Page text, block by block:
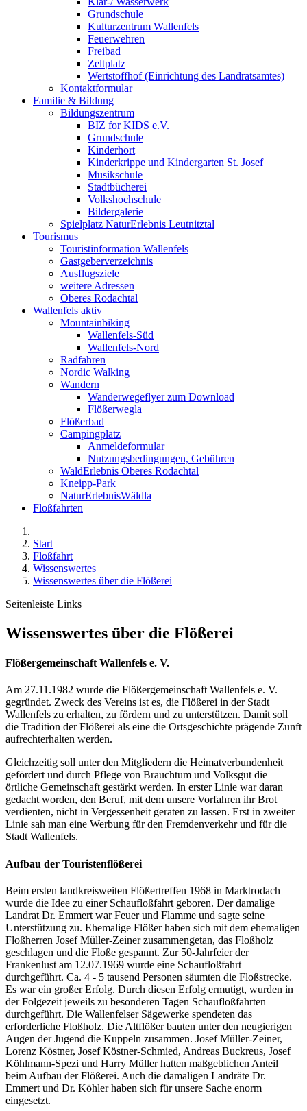
Grundschule
Kulturzentrum Wallenfels
Feuerwehren
Freibad
Zeltplatz
Wertstoffhof (Einrichtung des Landratsamtes)
Kontaktformular
Familie & Bildung
Bildungszentrum
BIZ for KIDS e.V.
Grundschule
Kinderhort
Kinderkrippe und Kindergarten St. Josef
Musikschule
Stadtbücherei
Volkshochschule
Bildergalerie
Spielplatz NaturErlebnis Leutnitztal
Tourismus
Touristinformation Wallenfels
Gastgeberverzeichnis
Ausflugsziele
weitere Adressen
Oberes Rodachtal
Wallenfels aktiv
Mountainbiking
Wallenfels-Süd
Wallenfels-Nord
Radfahren
Nordic Walking
Wandern
Wanderwegeflyer zum Download
Flößerwegla
Flößerbad
Campingplatz
Anmeldeformular
Nutzungsbedingungen, Gebühren
WaldErlebnis Oberes Rodachtal
Kneipp-Park
NaturErlebnisWäldla
Floßfahrten
Start
Floßfahrt
Wissenswertes
Wissenswertes über die Flößerei
Seitenleiste Links
Wissenswertes über die Flößerei
Flößergemeinschaft Wallenfels e. V.
Am 27.11.1982 wurde die Flößergemeinschaft Wallenfels e. V.
gegründet. Zweck des Vereins ist es, die Flößerei in der Stadt
Wallenfels zu erhalten, zu fördern und zu unterstützen. Damit soll
die Tradition der Flößerei als eine die Ortsgeschichte prägende Zunft
aufrechterhalten werden.
Gleichzeitig soll unter den Mitgliedern die Heimatverbundenheit
gefördert und durch Pflege von Brauchtum und Volksgut die
örtliche Gemeinschaft gestärkt werden. In erster Linie war daran
gedacht worden, den Beruf, mit dem unsere Vorfahren ihr Brot
verdienten, nicht in Vergessenheit geraten zu lassen. Erst in zweiter
Linie sah man eine Werbung für den Fremdenverkehr und für die
Stadt Wallenfels.
Aufbau der Touristenflößerei
Beim ersten landkreisweiten Flößertreffen 1968 in Marktrodach
wurde die Idee zu einer Schaufloßfahrt geboren. Der damalige
Landrat Dr. Emmert war Feuer und Flamme und sagte seine
Unterstützung zu. Ehemalige Flößer haben sich mit dem ehemaligen
Floßherren Josef Müller-Zeiner zusammengetan, das Floßholz
geschlagen und die Floße gespannt. Zur 50-Jahrfeier der
Frankenlust am 12.07.1969 wurde eine Schaufloßfahrt
durchgeführt. Ca. 4 - 5 tausend Personen säumten die Floßstrecke.
Es war ein großer Erfolg. Durch diesen Erfolg ermutigt, wurden in
der Folgezeit jeweils zu besonderen Tagen Schaufloßfahrten
durchgeführt. Die Wallenfelser Sägewerke spendeten das
erforderliche Floßholz. Die Altflößer bauten unter den neugierigen
Augen der Jugend die Kuppeln zusammen. Josef Müller-Zeiner,
Lorenz Köstner, Josef Köstner-Schmied, Andreas Buckreus, Josef
Köhlmann-Spezi und Harry Müller hatten maßgeblichen Anteil
beim Aufbau der Flößerei. Auch die damaligen Landräte Dr.
Emmert und Dr. Köhler haben sich für unsere Sache enorm
eingesetzt.